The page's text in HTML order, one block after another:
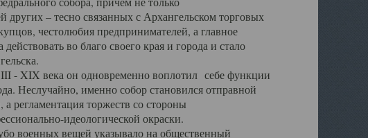
других – тесно связанных с Архангельском торговых
честолюбия предпринимателей, а главное
во благо своего края и города и стало
века он одновременно воплотил себе функции
Неслучайно, именно собор становился отправной
регламентация торжеств со стороны
идеологической окраски.
военных вещей указывало на общественный